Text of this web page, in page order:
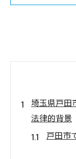
埼玉県戸田
法律的背景
戸田市
防水